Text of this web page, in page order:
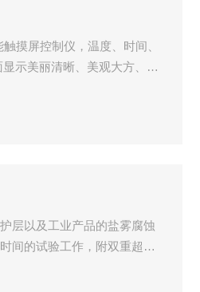
摸屏控制仪，温度、时间、
示美丽清晰、美观大方、人
层以及工业产品的盐雾腐蚀
间的试验工作，附双重超温